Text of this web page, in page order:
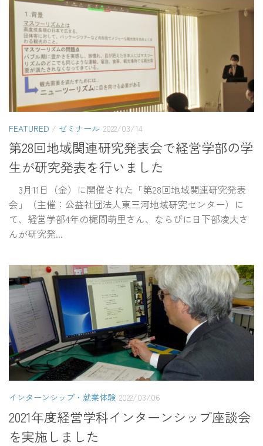
FEATURED / ゼミナール 2022/03/14
第28回地域関連研究発表会で経営学部の学
生が研究発表を行いました
3月11日（金）に開催された「第28回地域関連研究発表
会」（主催：公益社団法人東三河地域研究センター）に
て、経営学部4年の梶間萌里さん、ならびに日下部凌大さ
んが研究発...
インターンシップ・就業体験 2022/03/06
2021年度経営学科インターンシップ座談会
を実施しました